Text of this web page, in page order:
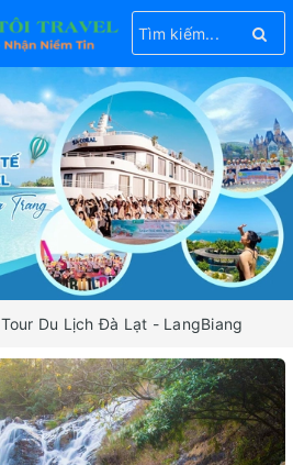
Tour Du Lịch Đà Lạt - LangBiang